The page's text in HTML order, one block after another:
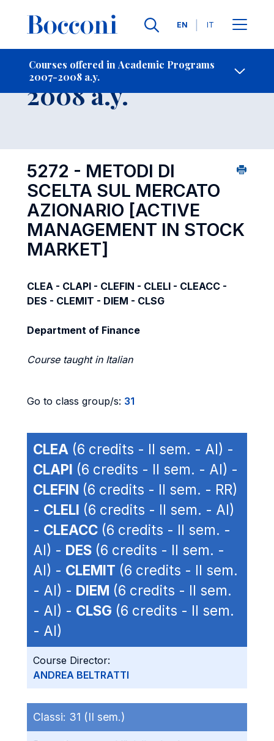
Languages
EN IT
Courses offered in Academic Programs
2007-2008 a.y.
- Contact Us
Course 2007-
2008 a.y.
5272 - METODI DI
SCELTA SUL MERCATO
AZIONARIO [ACTIVE
MANAGEMENT IN STOCK
MARKET]
CLEA - CLAPI - CLEFIN - CLELI - CLEACC -
DES - CLEMIT - DIEM - CLSG
Department of Finance
Course taught in Italian
Go to class group/s: 31
CLEA (6 credits - II sem. - AI) -
CLAPI (6 credits - II sem. - AI) -
CLEFIN (6 credits - II sem. - RR)
- CLELI (6 credits - II sem. - AI)
- CLEACC (6 credits - II sem. -
AI) - DES (6 credits - II sem. -
AI) - CLEMIT (6 credits - II sem.
- AI) - DIEM (6 credits - II sem.
- AI) - CLSG (6 credits - II sem.
- AI)
Course Director:
ANDREA BELTRATTI
Classi: 31 (II sem.)